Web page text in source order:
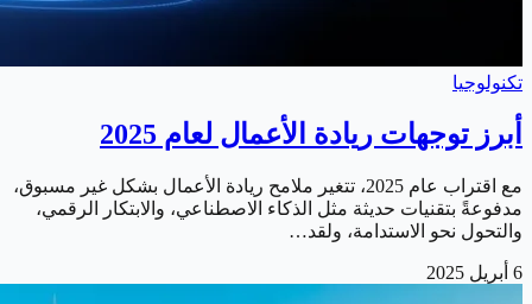
تكنولوجيا
أبرز توجهات ريادة الأعمال لعام 2025
مع اقتراب عام 2025، تتغير ملامح ريادة الأعمال بشكل غير مسبوق،
مدفوعةً بتقنيات حديثة مثل الذكاء الاصطناعي، والابتكار الرقمي،
والتحول نحو الاستدامة، ولقد…
6 أبريل 2025